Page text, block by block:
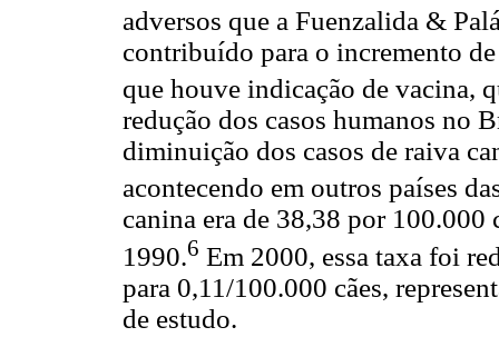
adversos que a Fuenzalida &
contribuído para o incremento
que houve indicação de vacina,
redução dos casos humanos no
diminuição dos casos de raiva
acontecendo em outros países
canina era de 38,38 por 100.000
1990.6 Em 2000, essa taxa foi
para 0,11/100.000 cães,
de estudo.